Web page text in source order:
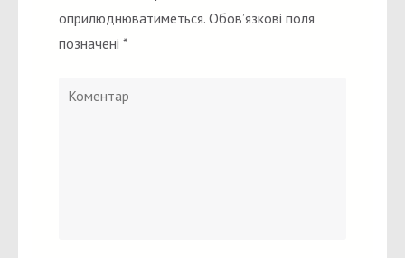
оприлюднюватиметься. Обов’язкові поля
позначені *
Коментар